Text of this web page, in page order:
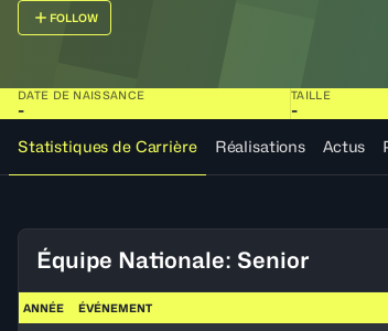
FOLLOW
DATE DE NAISSANCE
-
TAILLE
-
Statistiques de Carrière
Réalisations Actus
Équipe Nationale: Senior
ANNÉE ÉVÉNEMENT